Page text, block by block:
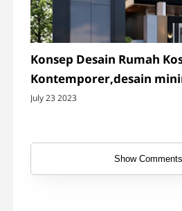
Konsep Desain Rumah
Kontemporer,desain
Desain rumah kos
July 23 2023
Show